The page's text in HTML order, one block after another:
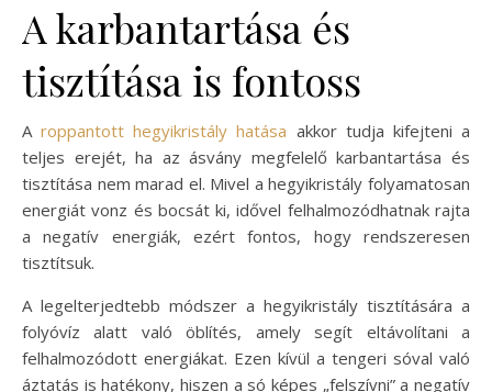
A karbantartása és
tisztítása is fontoss
Aroppantott hegyikristály hatása akkor tudja kifejteni a
teljes erejét, ha az ásvány megfelelő karbantartása és
tisztítása nem marad el. Mivel a hegyikristály folyamatosan
energiát vonz és bocsát ki, idővel felhalmozódhatnak rajta
a negatív energiák, ezért fontos, hogy rendszeresen
tisztítsuk.
A legelterjedtebb módszer a hegyikristály tisztítására a
folyóvíz alatt való öblítés, amely segít eltávolítani a
felhalmozódott energiákat. Ezen kívül a tengeri sóval való
áztatás is hatékony, hiszen a só képes „felszívni” a negatív